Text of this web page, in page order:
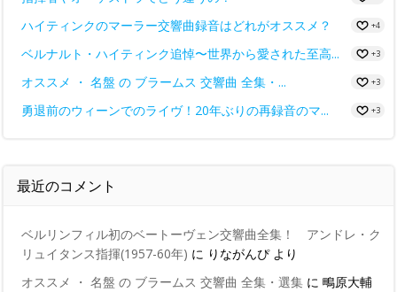
ハイティンクのマーラー交響曲録音はどれがオススメ？ +4
ベルナルト・ハイティンク追悼〜世界から愛された至高... +3
オススメ ・ 名盤 の ブラームス 交響曲 全集・... +3
勇退前のウィーンでのライヴ！20年ぶりの再録音のマ... +3
最近のコメント
ベルリンフィル初のベートーヴェン交響曲全集！ アンドレ・ク
リュイタンス指揮(1957-60年) に りながんぴより
オススメ ・ 名盤 の ブラームス 交響曲 全集・選集 に 鴫原大輔